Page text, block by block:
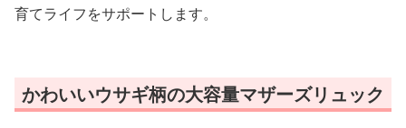
育てライフをサポートします。
かわいいウサギ柄の大容量マザーズリュック